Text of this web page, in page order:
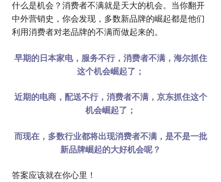
什么是机会？消费者不满就是天大的机会。当你翻开
中外营销史，你会发现，多数新品牌的崛起都是他们
利用消费者对老品牌的不满而做起来的。
早期的日本家电，服务不行，消费者不满，海尔抓住
这个机会崛起了；
近期的电商，配送不行，消费者不满，京东抓住这个
机会崛起了；
而现在，多数行业都将出现消费者不满，是不是一批
新品牌崛起的大好机会呢？
答案应该就在你心里！